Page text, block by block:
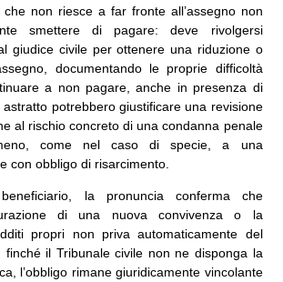
non riesce a far fronte all’assegno non
smettere di pagare: deve rivolgersi
giudice civile per ottenere una riduzione o
documentando le proprie difficoltà
a non pagare, anche in presenza di
potrebbero giustificare una revisione
al rischio concreto di una condanna penale
come nel caso di specie, a una
con obbligo di risarcimento.
la pronuncia conferma che
di una nuova convivenza o la
propri non priva automaticamente del
finché il Tribunale civile non ne disponga la
l’obbligo rimane giuridicamente vincolante